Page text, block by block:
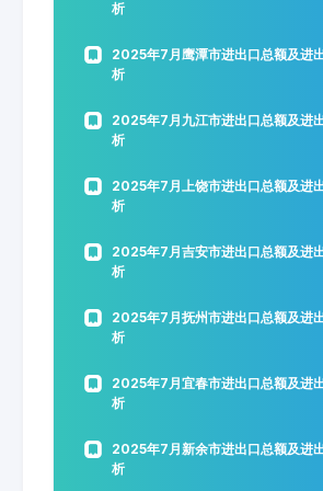
析
2025年7月鹰潭市进出口总额及进
析
2025年7月九江市进出口总额及进
析
2025年7月上饶市进出口总额及进
析
2025年7月吉安市进出口总额及进
析
2025年7月抚州市进出口总额及进
析
2025年7月宜春市进出口总额及进
析
2025年7月新余市进出口总额及进
析